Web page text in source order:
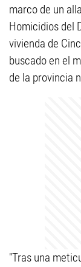
marco de un
Homicidios del
vivienda de
buscado en el
de la provincia
"Tras una